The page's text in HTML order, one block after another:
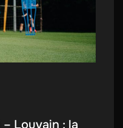
Louvain : la